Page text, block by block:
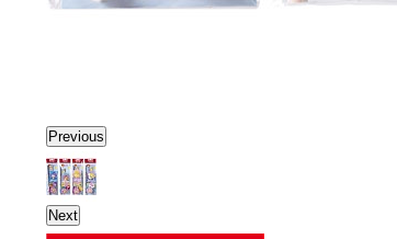
Previous
Next